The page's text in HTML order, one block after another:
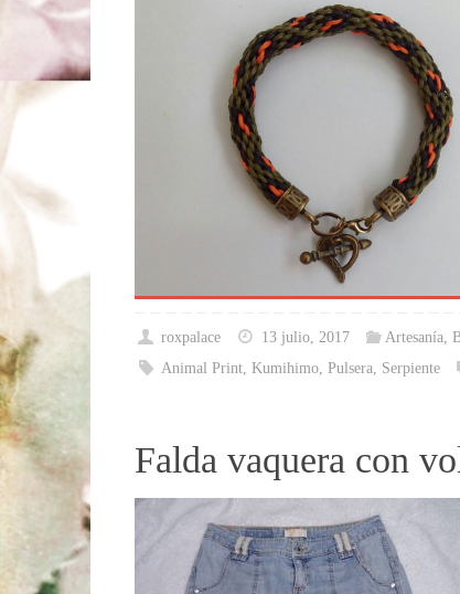
roxpalace 13 julio, 2017 Artesanía
Animal Print ,Kumihimo ,Pulsera Serpiente
Falda vaquera con